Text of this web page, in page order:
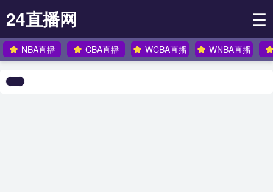
24直播网 ☰
NBA直播 CBA直播 WCBA直播 WNBA直播